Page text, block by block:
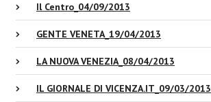
Il Centro_04/09/2013
GENTE VENETA_19/04/2013
LA NUOVA VENEZIA_08/04/2013
IL GIORNALE DI VICENZA.IT_09/03/2013